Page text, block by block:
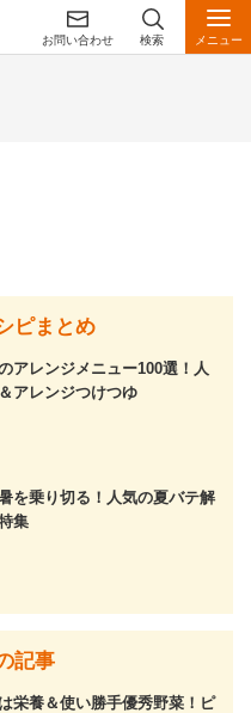
お問い合わせ 検索 メニュー
ピまとめ
アレンジメニュー100選！人
アレンジつけつゆ
を乗り切る！人気の夏バテ解
集
記事
栄養＆使い勝手優秀野菜！ピ